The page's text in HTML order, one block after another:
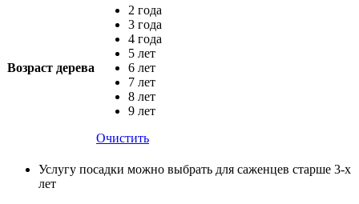
Возраст дерева
2 года
3 года
4 года
5 лет
6 лет
7 лет
8 лет
9 лет
Очистить
Услугу посадки можно выбрать для саженцев старше 3-х
лет